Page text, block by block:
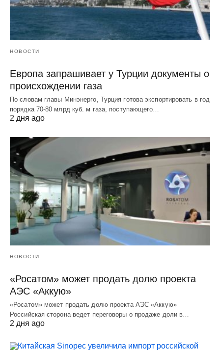
НОВОСТИ
Европа запрашивает у Турции документы о
происхождении газа
По словам главы Минэнерго, Турция готова экспортировать в год
порядка 70-80 млрд куб. м газа, поступающего…
2 дня ago
НОВОСТИ
«Росатом» может продать долю проекта
АЭС «Аккую»
«Росатом» может продать долю проекта АЭС «Аккую»
Российская сторона ведет переговоры о продаже доли в…
2 дня ago